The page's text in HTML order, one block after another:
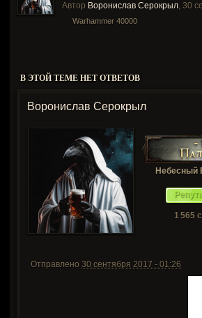
Автор Воронислав Серокрыл, 30
Warhammer 40000
В ЭТОЙ ТЕМЕ НЕТ ОТВЕТОВ
Воронислав Серокрыл
Небесный
1 565
Отправлено 30 сентября 2017 - 01:26